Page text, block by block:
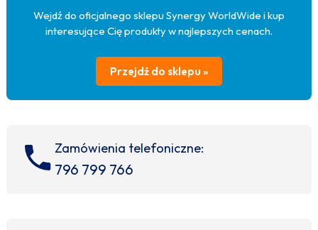
Wejdź do oficjalnego sklepu Synergy WorldWide i kup
interesujące Cię produkty w najlepszych cenach.
Przejdź do sklepu »
Zamówienia telefoniczne:
796 799 766